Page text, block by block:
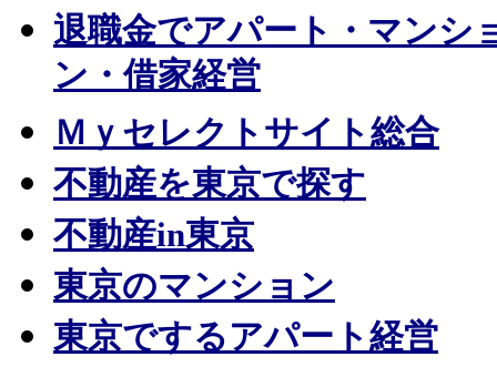
退職金でアパート・マンシ
ン・借家経営
Ｍｙセレクトサイト総合
不動産を東京で探す
不動産in東京
東京のマンション
東京でするアパート経営